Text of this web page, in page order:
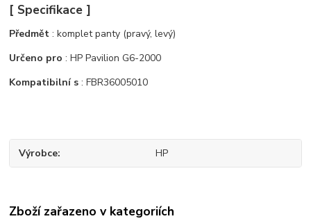
[ Specifikace ]
Předmět : komplet panty (pravý, levý)
Určeno pro : HP Pavilion G6-2000
Kompatibilní s : FBR36005010
Výrobce HP
Zboží zařazeno v kategoriích